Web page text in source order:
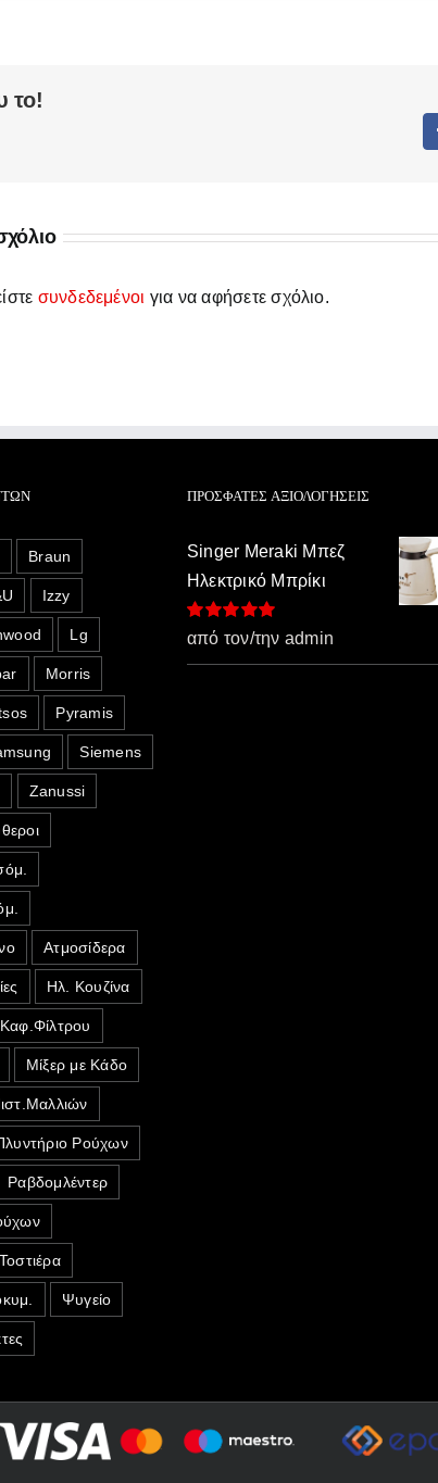
το!
συνδεδεμένοι για να αφήσετε σχόλιο.
Braun
Izzy
Lg
Morris
Pyramis
Siemens
Zanussi
Ατμοσίδερα
Ηλ. Κουζίνα
Καφ.Φίλτρου
Μίξερ με Κάδο
Ρούχων
Ραβδομλέντερ
Τοστιέρα
Ψυγείο
ΠΡΌΣΦΑΤΕΣ ΑΞΙΟΛΟΓΉΣΕΙΣ
Singer Meraki Μπεζ
Ηλεκτρικό Μπρίκι
Βαθμολογήθηκε
από τον/την admin